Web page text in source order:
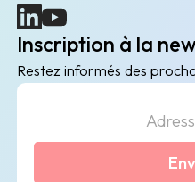
(nouvelle fenêtre)
(nouvelle fenêtre)
Inscription à la
Restez informés des